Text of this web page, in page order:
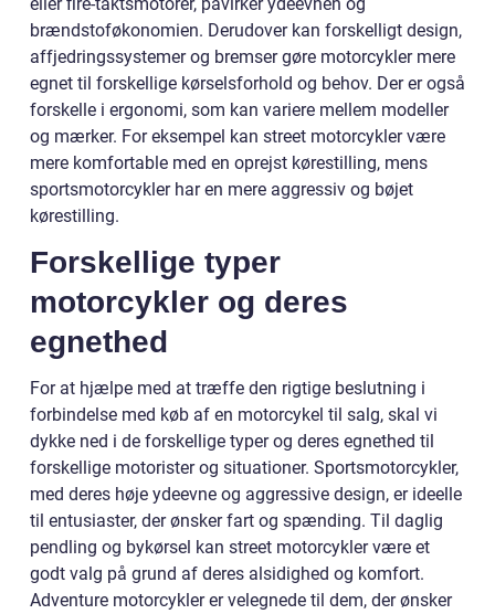
brændstoføkonomien. Derudover kan forskelligt design,
affjedringssystemer og bremser gøre motorcykler mere
egnet til forskellige kørselsforhold og behov. Der er også
forskelle i ergonomi, som kan variere mellem modeller
og mærker. For eksempel kan street motorcykler være
mere komfortable med en oprejst kørestilling, mens
sportsmotorcykler har en mere aggressiv og bøjet
kørestilling.
Forskellige typer
motorcykler og deres
egnethed
For at hjælpe med at træffe den rigtige beslutning i
forbindelse med køb af en motorcykel til salg, skal vi
dykke ned i de forskellige typer og deres egnethed til
forskellige motorister og situationer. Sportsmotorcykler,
med deres høje ydeevne og aggressive design, er ideelle
til entusiaster, der ønsker fart og spænding. Til daglig
pendling og bykørsel kan street motorcykler være et
godt valg på grund af deres alsidighed og komfort.
Adventure motorcykler er velegnede til dem, der ønsker